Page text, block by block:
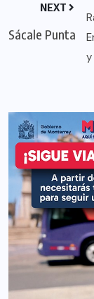
NEXT
Sácale Punta